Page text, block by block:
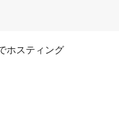
ホスティング